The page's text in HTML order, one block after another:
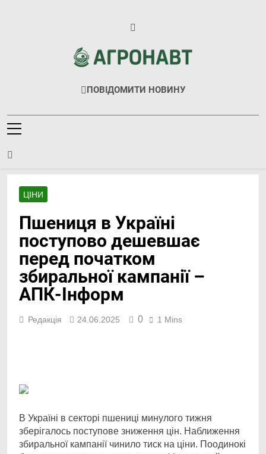
Агронавт
Новини Українського Агробізнесу
ПОВІДОМИТИ НОВИНУ
ЦІНИ
Пшениця в Україні
поступово дешевшає
перед початком
збиральної кампанії –
АПК-Інформ
Редакція 24.06.2025 0 1 Mins
В Україні в секторі пшениці минулого тижня
зберігалось поступове зниження цін. Наближення
збиральної кампанії чинило тиск на ціни. Поодинокі